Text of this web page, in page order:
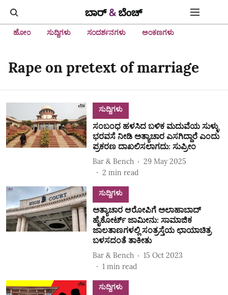
ಹೋಂ ಸುದ್ದಿಗಳು ಸಂದರ್ಶನಗಳು ಅಂಕಣಗಳು
Rape on pretext of marriage
ಸುದ್ದಿಗಳು
ಸಂಬಂಧ ಹಳಸಿದ ಬಳಿಕ ಮದುವೆಯ ಸುಳ್ಳು
ಭರವಸೆ ನೀಡಿ ಅತ್ಯಾಚಾರ ಎಸಗಿದ್ದಾರೆ ಎಂದು
ಪ್ರಕರಣ ದಾಖಲಿಸಲಾಗದು: ಸುಪ್ರೀಂ
Bar & Bench
29 May 2025
2 min read
ಸುದ್ದಿಗಳು
ಅತ್ಯಾಚಾರ ಆರೋಪಿಗೆ ಅಲಾಹಾಬಾದ್
ಹೈಕೋರ್ಟ್ ಜಾಮೀನು: ಸಾಮಾಜಿಕ
ಜಾಲತಾಣಗಳಲ್ಲಿ ಸಂತ್ರಸ್ತೆಯ ಛಾಯಾಚಿತ್ರ
ಬಳಸದಂತೆ ತಾಕೀತು
Bar & Bench
15 Oct 2023
1 min read
ಸುದ್ದಿಗಳು